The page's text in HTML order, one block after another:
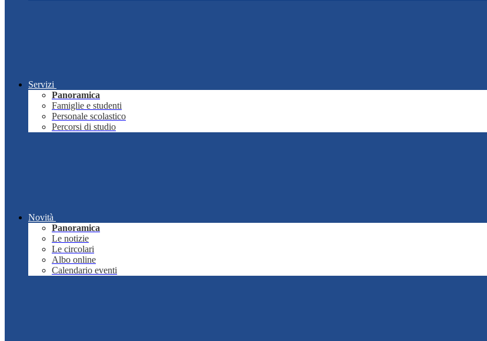
Servizi
Panoramica
Famiglie e studenti
Personale scolastico
Percorsi di studio
Novità
Panoramica
Le notizie
Le circolari
Albo online
Calendario eventi